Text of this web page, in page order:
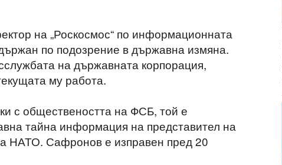
на „Роскосмос“ по информационната
по подозрение в държавна измяна.
на държавната корпорация,
му работа.
с обществеността на ФСБ, той е
тайна информация на представител на
НАТО. Сафронов е изправен пред 20